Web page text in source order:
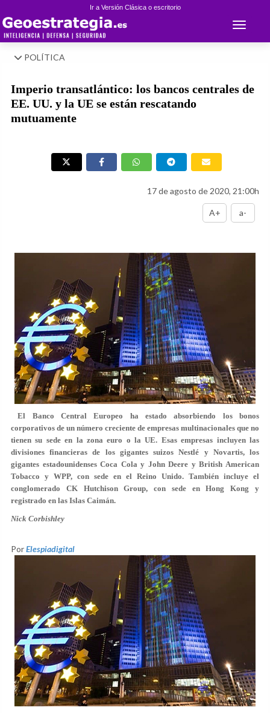
Ir a Versión Clásica o escritorio
Toggle
POLÍTICA
Imperio transatlántico: los bancos centrales de
EE. UU. y la UE se están rescatando
mutuamente
17 de agosto de 2020, 21:00h
A+ a-
El Banco Central Europeo ha estado absorbiendo los bonos
corporativos de un número creciente de empresas multinacionales que no
tienen su sede en la zona euro o la UE. Esas empresas incluyen las
divisiones financieras de los gigantes suizos Nestlé y Novartis, los
gigantes estadounidenses Coca Cola y John Deere y British American
Tobacco y WPP, con sede en el Reino Unido. También incluye el
conglomerado CK Hutchison Group, con sede en Hong Kong y
registrado en las Islas Caimán.
Nick Corbishley
PorElespiadigital